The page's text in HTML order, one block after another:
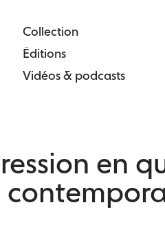
Collection
Éditions
Vidéos & podcasts
en